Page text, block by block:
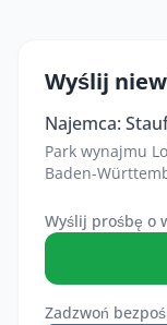
Wyślij
Najemca:
Park wynajmu
Baden-
Wyślij prośbę o
Zadzwoń